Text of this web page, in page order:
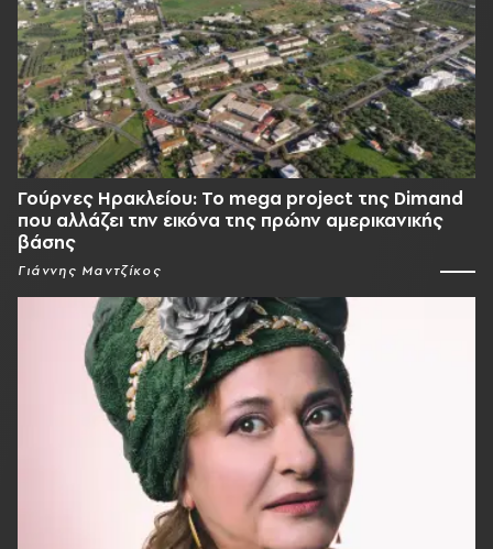
Γούρνες Ηρακλείου: To mega project της Dimand
που αλλάζει την εικόνα της πρώην αμερικανικής
βάσης
Γιάννης Μαντζίκος